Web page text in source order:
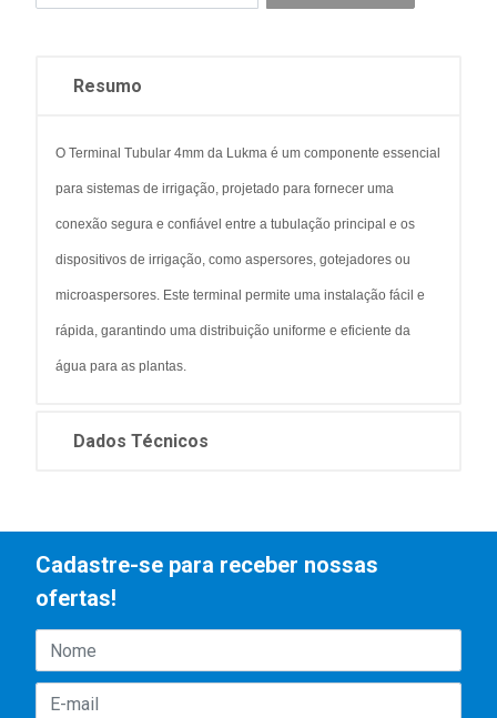
Resumo
O Terminal Tubular 4mm da Lukma é um componente essencial
para sistemas de irrigação, projetado para fornecer uma
conexão segura e confiável entre a tubulação principal e os
dispositivos de irrigação, como aspersores, gotejadores ou
microaspersores. Este terminal permite uma instalação fácil e
rápida, garantindo uma distribuição uniforme e eficiente da
água para as plantas.
Dados Técnicos
Cadastre-se para receber nossas
ofertas!